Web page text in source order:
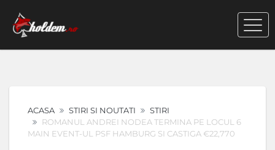
ACASA STIRI SI NOUTATI
STIRI
ROMANUL ANDREI NODEA TERMINA PE LOCUL 6
MAIN EVENT-UL PSF HAMBURG SI CASTIGA €22,770